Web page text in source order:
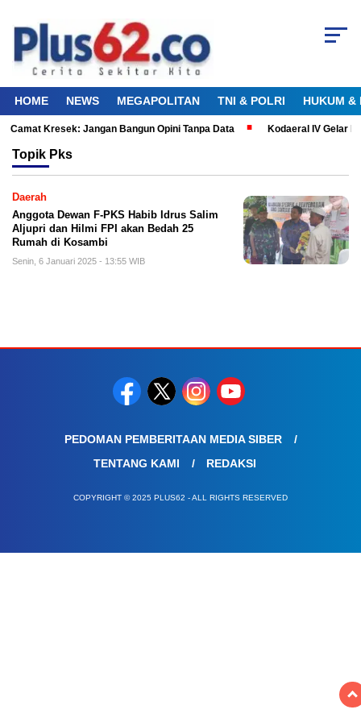
HOME NEWS MEGAPOLITAN TNI & POLRI HUKUM &
Kresek: Jangan Bangun Opini Tanpa Data Kodaeral IV Gelar
Topik Pks
Daerah
Anggota Dewan F-PKS Habib Idrus Salim
Aljupri dan Hilmi FPI akan Bedah 25
Rumah di Kosambi
Senin, 6 Januari 2025 - 13:55 WIB
PEDOMAN PEMBERITAAN MEDIA SIBER
TENTANG KAMI
REDAKSI
COPYRIGHT © 2025 PLUS62 - ALL RIGHTS RESERVED